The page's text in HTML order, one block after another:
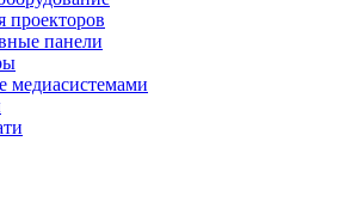
проекторов
панели
медиасистемами